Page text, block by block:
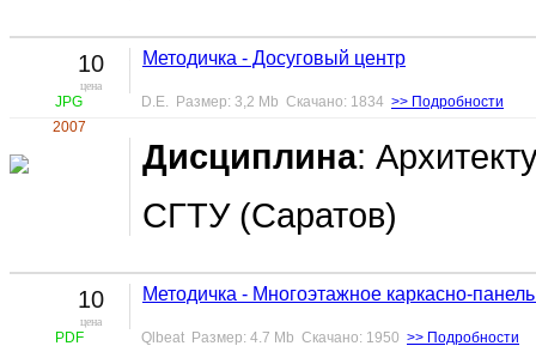
10
цена
JPG
2007
Методичка - Досуговый центр
D.E. Размер: 3,2 Mb Скачано: 1834 >> Подробности
Дисциплина:
СГТУ (Саратов)
10
цена
PDF
Методичка - Многоэтажное каркасно-
Qlbeat Размер: 4.7 Mb Скачано: 1950 >> Подробности